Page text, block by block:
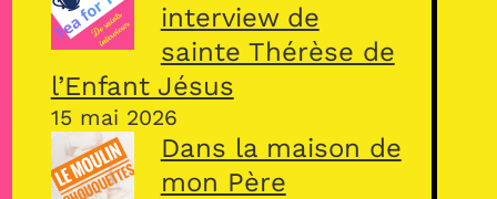
interview de
sainte Thérèse de
l’Enfant Jésus
15 mai 2026
Dans la maison de
mon Père